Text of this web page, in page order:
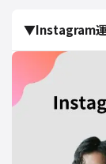
▼Instagram運